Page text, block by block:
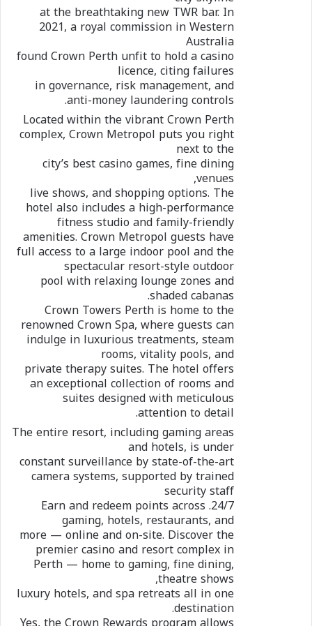
at the breathtaking new TWR bar. In
2021, a royal commission in Western
Australia
found Crown Perth unfit to hold a casino
licence, citing failures
in governance, risk management, and
anti-money laundering controls.
Located within the vibrant Crown Perth
complex, Crown Metropol puts you right
next to the
city’s best casino games, fine dining
venues,
live shows, and shopping options. The
hotel also includes a high-performance
fitness studio and family-friendly
amenities. Crown Metropol guests have
full access to a large indoor pool and the
spectacular resort-style outdoor
pool with relaxing lounge zones and
shaded cabanas.
Crown Towers Perth is home to the
renowned Crown Spa, where guests can
indulge in luxurious treatments, steam
rooms, vitality pools, and
private therapy suites. The hotel offers
an exceptional collection of rooms and
suites designed with meticulous
attention to detail.
The entire resort, including gaming areas
and hotels, is under
constant surveillance by state-of-the-art
camera systems, supported by trained
security staff
24/7. Earn and redeem points across
gaming, hotels, restaurants, and
more — online and on-site. Discover the
premier casino and resort complex in
Perth — home to gaming, fine dining,
theatre shows,
luxury hotels, and spa retreats all in one
destination.